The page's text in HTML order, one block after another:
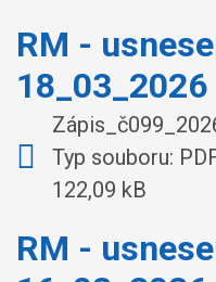
RM -
18_03_2026
Typ souboru:
122,09 kB
RM -